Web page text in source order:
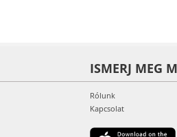
ISMERJ MEG
Rólunk
Kapcsolat